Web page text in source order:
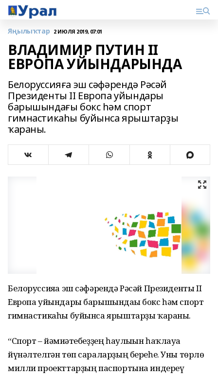
Яңылыҡтар 2 ИЮЛЯ 2019, 07:01
ВЛАДИМИР ПУТИН II
ЕВРОПА УЙЫНДАРЫНДА
Белоруссияға эш сәфәрендә Рәсәй
Президенты II Европа уйындары
барышындағы бокс һәм спорт
гимнастикаһы буйынса ярыштарҙы
ҡараны.
Белоруссияға эш сәфәрендә Рәсәй Президенты II
Европа уйындары барышындағы бокс һәм спорт
гимнастикаһы буйынса ярыштарҙы ҡараны.
“Спорт – йәмғиәтебеҙҙең һаулығын һаҡлауға
йүнәлтелгән төп сараларҙың береһе. Уны төрлө
милли проекттарҙың паспортына индереү